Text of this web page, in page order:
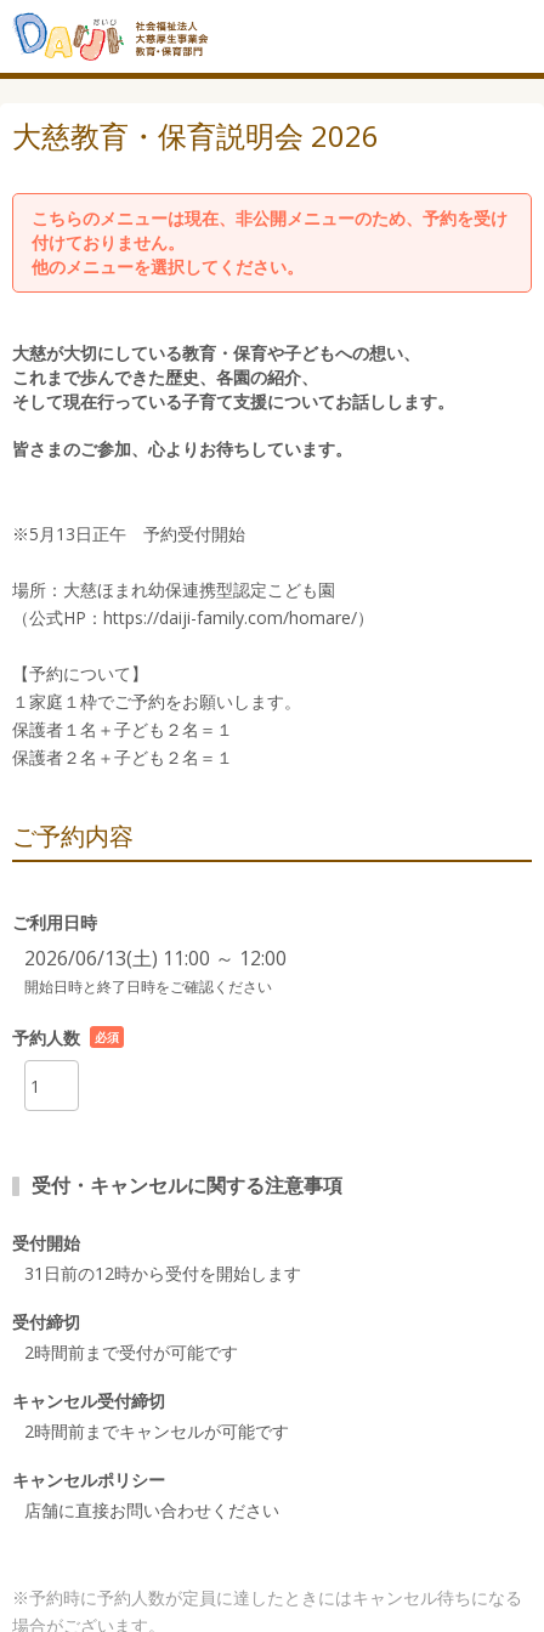
大慈教育・保育説明会 2026
こちらのメニューは現在、非公開メニューのため、予約を受け
付けておりません。
他のメニューを選択してください。
大慈が大切にしている教育・保育や子どもへの想い、
これまで歩んできた歴史、各園の紹介、
そして現在行っている子育て支援についてお話しします。
皆さまのご参加、心よりお待ちしています。
※5月13日正午 予約受付開始
場所：大慈ほまれ幼保連携型認定こども園
（公式HP：https://daiji-family.com/homare/）
【予約について】
１家庭１枠でご予約をお願いします。
保護者１名＋子ども２名＝１
保護者２名＋子ども２名＝１
ご予約内容
ご利用日時
2026/06/13(土) 11:00 ～ 12:00
開始日時と終了日時をご確認ください
予約人数
必須
受付・キャンセルに関する注意事項
受付開始
31日前の12時から受付を開始します
受付締切
2時間前まで受付が可能です
キャンセル受付締切
2時間前までキャンセルが可能です
キャンセルポリシー
店舗に直接お問い合わせください
※予約時に予約人数が定員に達したときにはキャンセル待ちになる
場合がございます。